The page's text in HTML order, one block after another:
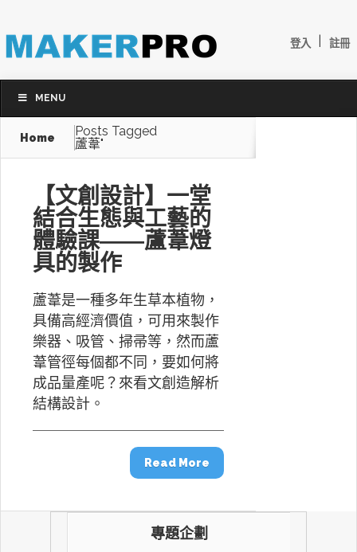
登入 註冊
MENU
Home
Posts Tagged
蘆葦"
【文創設計】一堂
結合生態與工藝的
體驗課——蘆葦燈
具的製作
蘆葦是一種多年生草本植物，
具備高經濟價值，可用來製作
樂器、吸管、掃帚等，然而蘆
葦管徑每個都不同，要如何將
成品量產呢？來看文創造解析
結構設計。
Read More
專題企劃